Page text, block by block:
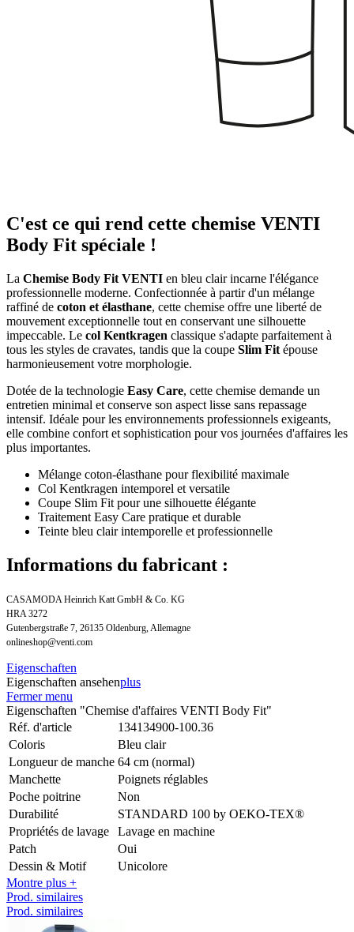
C'est ce qui rend cette chemise VENTI
Body Fit spéciale !
La Chemise Body Fit VENTI en bleu clair incarne l'élégance
professionnelle moderne. Confectionnée à partir d'un mélange
raffiné de coton et élasthane, cette chemise offre une liberté de
mouvement exceptionnelle tout en conservant une silhouette
impeccable. Le col Kentkragen classique s'adapte parfaitement à
tous les styles de cravates, tandis que la coupe Slim Fit épouse
harmonieusement votre morphologie.
Dotée de la technologie Easy Care, cette chemise demande un
entretien minimal et conserve son aspect lisse sans repassage
intensif. Idéale pour les environnements professionnels exigeants,
elle combine confort et sophistication pour vos journées d'affaires les
plus importantes.
Mélange coton-élasthane pour flexibilité maximale
Col Kentkragen intemporel et versatile
Coupe Slim Fit pour une silhouette élégante
Traitement Easy Care pratique et durable
Teinte bleu clair intemporelle et professionnelle
Informations du fabricant :
CASAMODA Heinrich Katt GmbH & Co. KG
HRA 3272
Gutenbergstraße 7, 26135 Oldenburg, Allemagne
onlineshop@venti.com
Eigenschaften
Eigenschaften ansehenplus
Fermer menu
Eigenschaften "Chemise d'affaires VENTI Body Fit"
Réf. d'article
134134900-100.36
Coloris
Bleu clair
Longueur de manche 64 cm (normal)
Manchette
Poignets réglables
Poche poitrine
Non
Durabilité
STANDARD 100 by OEKO-TEX®
Propriétés de lavage
Lavage en machine
Patch
Oui
Dessin & Motif
Unicolore
Montre plus +
Prod. similaires
Prod. similaires